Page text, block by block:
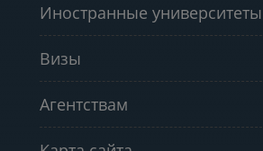
Иностранные университеты
Визы
Агентствам